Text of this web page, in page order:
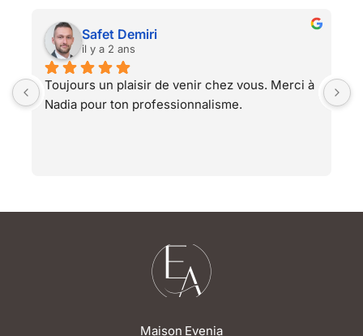
Safet Demiri
il y a 2 ans
Toujours un plaisir de venir chez vous. Merci à
Nadia pour ton professionnalisme.
Maison Evenia